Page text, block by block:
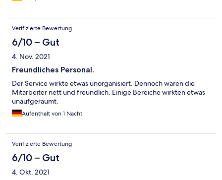
Verifizierte Bewertung
6/10 – Gut
4. Nov. 2021
Freundliches Personal.
Der Service wirkte etwas unorganisiert. Dennoch waren die
Mitarbeiter nett und freundlich. Einige Bereiche wirkten etwas
unaufgeräumt.
Aufenthalt von 1 Nacht
Verifizierte Bewertung
6/10 – Gut
4. Okt. 2021